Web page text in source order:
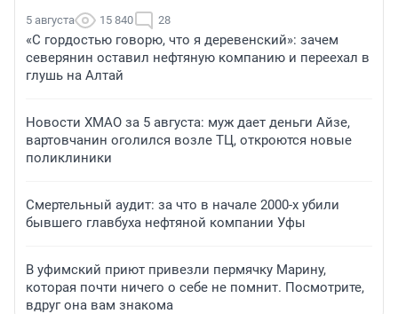
5 августа 15 840 28
«С гордостью говорю, что я деревенский»: зачем
северянин оставил нефтяную компанию и переехал в
глушь на Алтай
Новости ХМАО за 5 августа: муж дает деньги Айзе,
вартовчанин оголился возле ТЦ, откроются новые
поликлиники
Смертельный аудит: за что в начале 2000-х убили
бывшего главбуха нефтяной компании Уфы
В уфимский приют привезли пермячку Марину,
которая почти ничего о себе не помнит. Посмотрите,
вдруг она вам знакома